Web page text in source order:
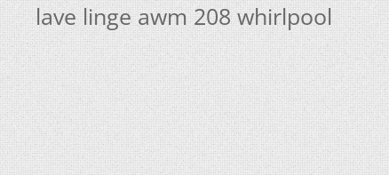
lave linge awm 208 whirlpool